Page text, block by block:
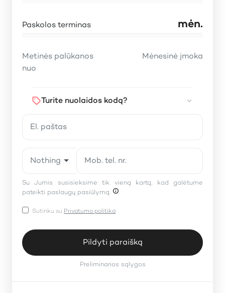
Paskolos terminas mėn.
Metinės palūkanos
nuo
Mėnesinė įmoka
Turite nuolaidos kodą?
Nothing selected
Su Jumis susisieksime tik vieną kartą, kad galėtume
pateikti paslaugų pasiūlymą.
Sutinku su Privatumo politika
Pildyti paraišką
Preliminarios sąlygos